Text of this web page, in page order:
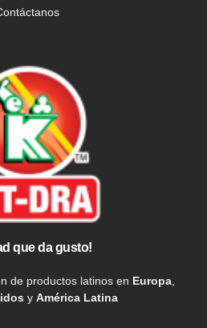
que da gusto!
de productos latinos en Europa,
y América Latina